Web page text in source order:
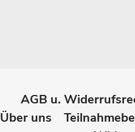
AGB u.
Über uns